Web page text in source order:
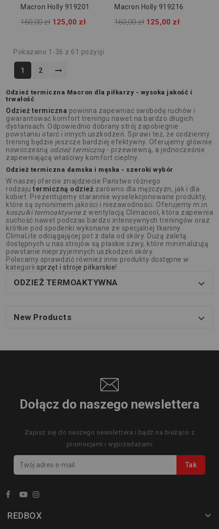
Macron Holly 919201
160,00 zł 125,00 zł
Macron Holly 919216
160,00 zł 125,00 zł
Pokazano 1-36 z 61 pozycji
1 2
Odzież termiczna Macron dla piłkarzy - wysoka jakość i
trwałość
Odzież termiczna powinna zapewniać swobodę ruchów i
gwarantować komfort treningu nawet na bardzo długich
dystansach. Odpowiednio dobrany strój zapobiegnie
powstaniu otarć i innych uszkodzeń. Sprawi też, że codzienny
trening będzie jeszcze bardziej efektywny. Oferujemy głównie
nowoczesną odzież termiczną - przewiewną, a jednocześnie
zapewniającą właściwy komfort cieplny.
Odzież termiczna damska i męska - szeroki wybór
W naszej ofercie znajdziecie Państwo różnego
rodzaju termiczną odzież zarówno dla mężczyzn, jak i dla
kobiet. Prezentujemy starannie wyselekcjonowane produkty,
które są synonimem jakości i niezawodności. Oferujemy m.in.
koszulki termoaktywnez wentylacją Climacool, która zapewnia
suchość nawet podczas bardzo intensywnych treningów oraz
krótkie pod spodenki wykonane ze specjalnej tkaniny
ClimaLite odciągającej pot z dala od skóry. Dużą zaletą
dostępnych u nas strojów są płaskie szwy, które minimalizują
powstanie nieprzyjemnych uszkodzeń skóry.
Polecamy sprawdzić również inne produkty dostępne w
kategorii sprzęt i stroje piłkarskie!
ODZIEŻ TERMOAKTYWNA
New Products
Dołącz do naszego newslettera
Zapisz się do naszego newslettera i bądź na bieżąco z
promocjami i wyprzedażami
REDBOX